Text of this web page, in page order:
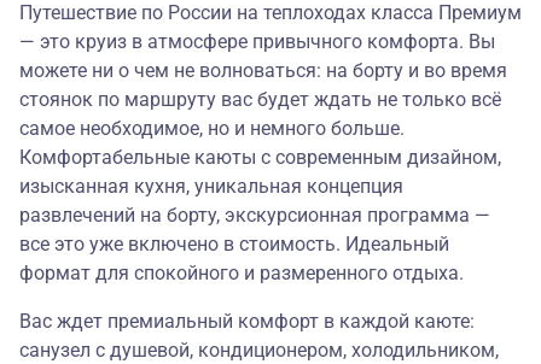
Путешествие по России на теплоходах класса Премиум
— это круиз в атмосфере привычного комфорта. Вы
можете ни о чем не волноваться: на борту и во время
стоянок по маршруту вас будет ждать не только всё
самое необходимое, но и немного больше.
Комфортабельные каюты с современным дизайном,
изысканная кухня, уникальная концепция
развлечений на борту, экскурсионная программа —
все это уже включено в стоимость. Идеальный
формат для спокойного и размеренного отдыха.
Вас ждет премиальный комфорт в каждой каюте:
санузел с душевой, кондиционером, холодильником,